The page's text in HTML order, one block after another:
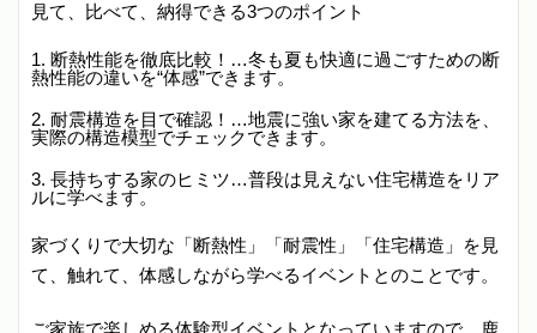
見て、比べて、納得できる3つのポイント
断熱性能を徹底比較！…冬も夏も快適に過ごすための断
熱性能の違いを“体感”できます。
耐震構造を目で確認！…地震に強い家を建てる方法を、
実際の構造模型でチェックできます。
長持ちする家のヒミツ…普段は見えない住宅構造をリア
ルに学べます。
家づくりで大切な「断熱性」「耐震性」「住宅構造」を見
て、触れて、体感しながら学べるイベントとのことです。